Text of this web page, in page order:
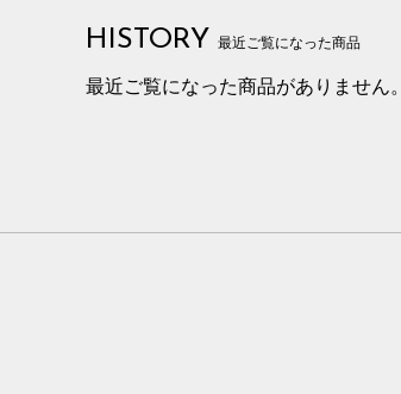
HISTORY 最近ご覧になった商品
最近ご覧になった商品がありません。